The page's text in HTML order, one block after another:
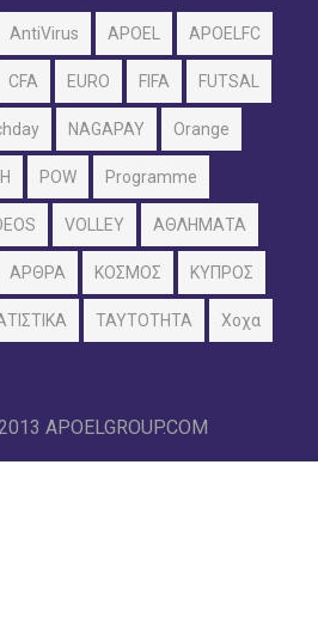
AntiVirus APOEL APOELFC
CFA EURO FIFA FUTSAL
NAGAPAY Orange
POW Programme
VOLLEY ΑΘΛΗΜΑΤΑ
ΑΡΘΡΑ ΚΟΣΜΟΣ ΚΥΠΡΟΣ
ΤΑΥΤΟΤΗΤΑ Χοχα
APOELGROUP.COM